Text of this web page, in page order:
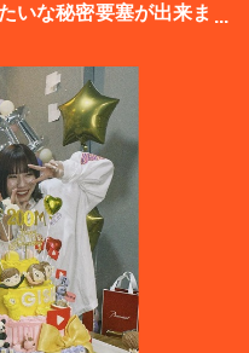
いな秘密要塞が出来まし